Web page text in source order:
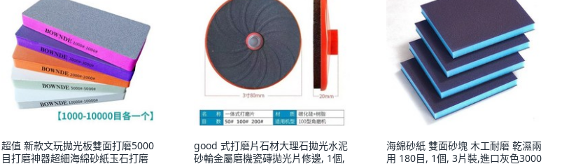
超值 新款文玩拋光板雙面打磨5000
目打磨神器超細海綿砂紙玉石打磨
good 式打磨片石材大理石拋光水泥
砂輪金屬磨機瓷磚拋光片修邊, 1個,
海綿砂紙 雙面砂塊 木工耐磨 乾濕兩
用 180目, 1個, 3片裝,進口灰色3000